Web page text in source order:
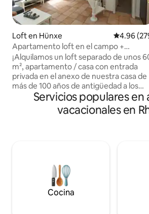
Loft en Hünxe
4.96
Apartamento loft en el campo +
chimenea + jardín + aparcamiento
¡Alquilamos un loft separado de unos
m², apartamento / casa con entrada
privada en el anexo de nuestra casa de
más de 100 años de antigüedad a los
huéspedes que quieran pasar la noche
de forma "diferente"! El apartamento es
autosuficiente y está separado de la
caminar o ir en bicicleta por la Ruta
Romana del Lippe. La región del Ruhr
(Duisburgo, Essen) está cerca.
Supermercado, pizzería y farmacia
Servicios populares en
vacacionales en
Cocina